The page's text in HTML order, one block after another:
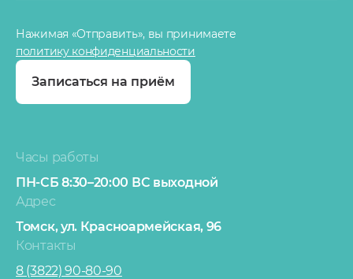
Записаться на приём
Нажимая «Отправить», вы принимаете
политику конфиденциальности
Часы работы
ПН-СБ 8:30–20:00 ВС выходной
Адрес
Томск,ул. Красноармейская, 96
Контакты
8 (3822) 90-80-90